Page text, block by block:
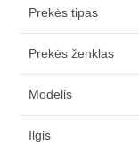
Prekės tipas
Prekės ženklas
Modelis
Ilgis